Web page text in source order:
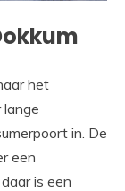
het
lange
in. De
een
is een